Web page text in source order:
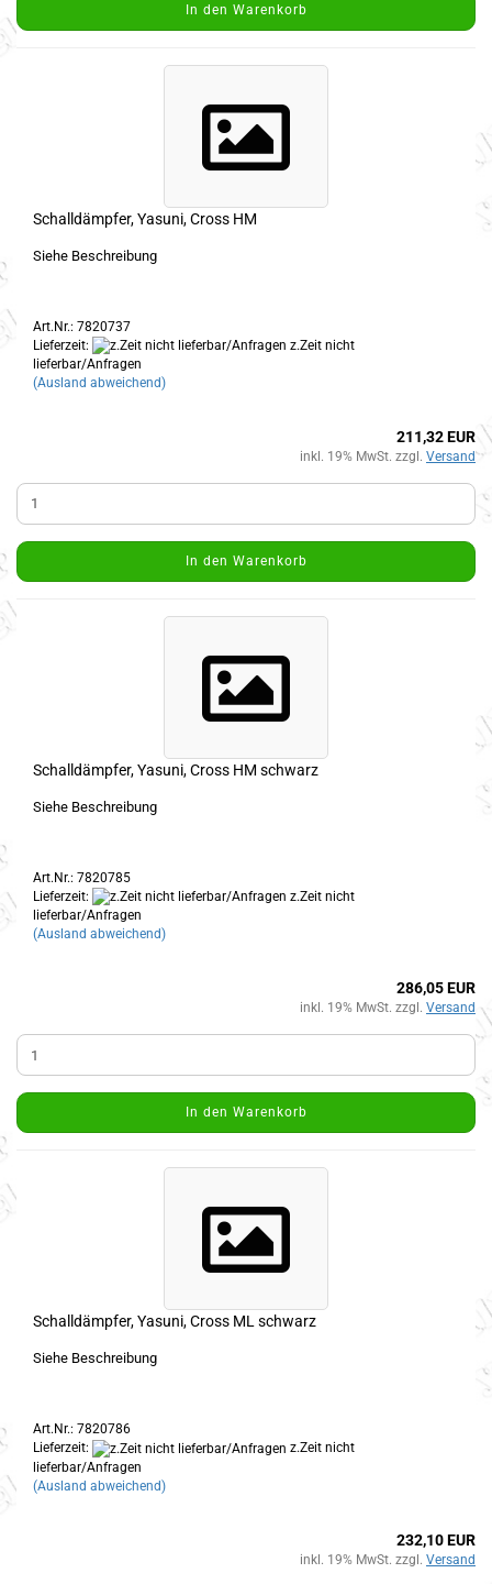
In den Warenkorb
Schalldämpfer, Yasuni, Cross HM
Siehe Beschreibung
Art.Nr.: 7820737
Lieferzeit:
z.Zeit nicht
lieferbar/Anfragen
(Ausland abweichend)
211,32 EUR
inkl. 19% MwSt. zzgl. Versand
In den Warenkorb
Schalldämpfer, Yasuni, Cross HM schwarz
Siehe Beschreibung
Art.Nr.: 7820785
Lieferzeit:
z.Zeit nicht
lieferbar/Anfragen
(Ausland abweichend)
286,05 EUR
inkl. 19% MwSt. zzgl. Versand
In den Warenkorb
Schalldämpfer, Yasuni, Cross ML schwarz
Siehe Beschreibung
Art.Nr.: 7820786
Lieferzeit:
z.Zeit nicht
lieferbar/Anfragen
(Ausland abweichend)
232,10 EUR
inkl. 19% MwSt. zzgl. Versand